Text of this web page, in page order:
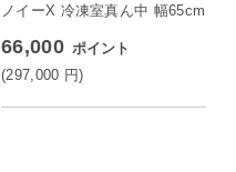
ノイーX 冷凍室真ん中 幅65cm
66,000 ポイント
(297,000 円)